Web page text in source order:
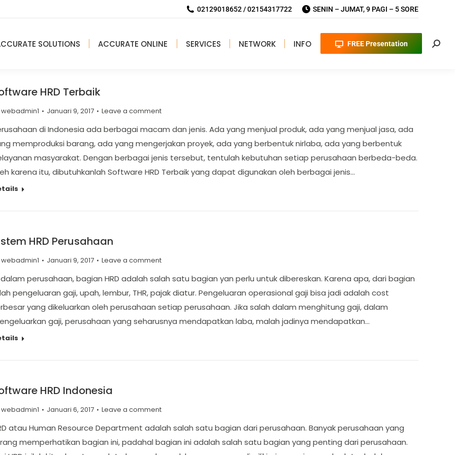
02129018652 / 02154317722 SENIN – JUMAT, 9 PAGI – 5 SORE
SOLUTIONS ACCURATE ONLINE SERVICES NETWORK INFO FREE Presentation
HRD Terbaik
webadmin1 Januari 9, 2017 Leave a comment
di Indonesia ada berbagai macam dan jenis. Ada yang menjual produk, ada yang menjual jasa, ada
memproduksi barang, ada yang mengerjakan proyek, ada yang berbentuk nirlaba, ada yang berbentuk
masyarakat. Dengan berbagai jenis tersebut, tentulah kebutuhan setiap perusahaan berbeda-beda.
karena itu, dibutuhkanlah Software HRD Terbaik yang dapat digunakan oleh berbagai jenis…
HRD Perusahaan
webadmin1 Januari 9, 2017 Leave a comment
dalam perusahaan, bagian HRD adalah salah satu bagian yan perlu untuk dibereskan. Karena apa, dari bagian
pengeluaran gaji, upah, lembur, THR, pajak diatur. Pengeluaran operasional gaji bisa jadi adalah cost
yang dikeluarkan oleh perusahaan setiap perusahaan. Jika salah dalam menghitung gaji, dalam
gaji, perusahaan yang seharusnya mendapatkan laba, malah jadinya mendapatkan…
HRD Indonesia
webadmin1 Januari 6, 2017 Leave a comment
atau Human Resource Department adalah salah satu bagian dari perusahaan. Banyak perusahaan yang
memperhatikan bagian ini, padahal bagian ini adalah salah satu bagian yang penting dari perusahaan.